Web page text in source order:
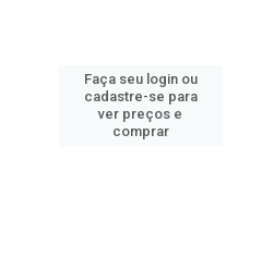
Faça seu login ou
cadastre-se para
ver preços e
comprar